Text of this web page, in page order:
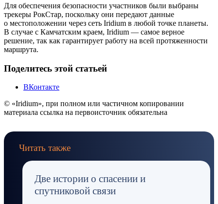
Для обеспечения безопасности участников были выбраны
трекеры РокСтар, поскольку они передают данные
о местоположении через сеть Iridium в любой точке планеты.
В случае с Камчатским краем, Iridium — самое верное
решение, так как гарантирует работу на всей протяженности
маршрута.
Поделитесь этой статьей
ВКонтакте
© «Iridium», при полном или частичном копировании
материала ссылка на первоисточник обязательна
Читать также
Две истории о спасении и
спутниковой связи